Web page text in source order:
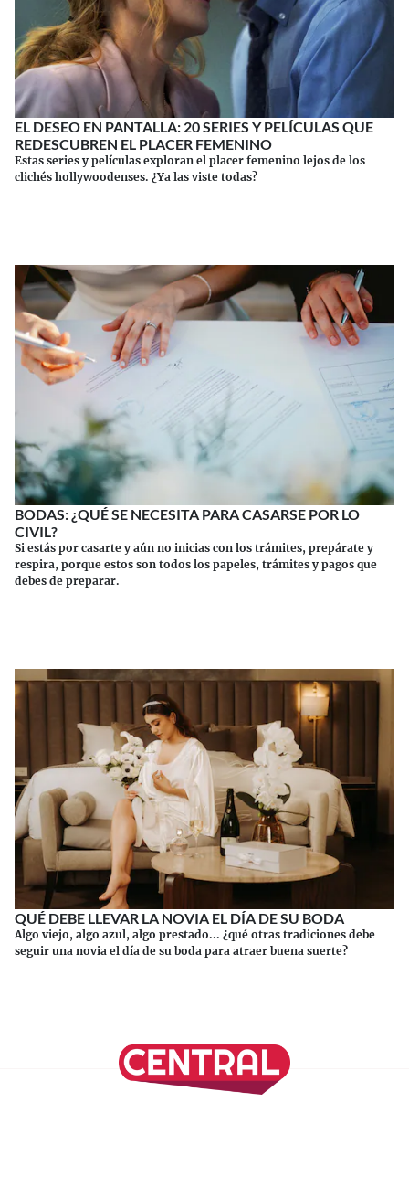
EL DESEO EN PANTALLA: 20 SERIES Y PELÍCULAS QUE
REDESCUBREN EL PLACER FEMENINO
Estas series y películas exploran el placer femenino lejos de los
clichés hollywoodenses. ¿Ya las viste todas?
BODAS: ¿QUÉ SE NECESITA PARA CASARSE POR LO
CIVIL?
Si estás por casarte y aún no inicias con los trámites, prepárate y
respira, porque estos son todos los papeles, trámites y pagos que
debes de preparar.
QUÉ DEBE LLEVAR LA NOVIA EL DÍA DE SU BODA
Algo viejo, algo azul, algo prestado... ¿qué otras tradiciones debe
seguir una novia el día de su boda para atraer buena suerte?